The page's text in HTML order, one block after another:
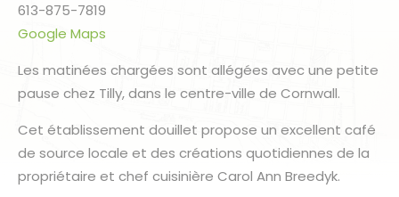
613-875-7819
Google Maps
Les matinées chargées sont allégées avec une petite
pause chez Tilly, dans le centre-ville de Cornwall.
Cet établissement douillet propose un excellent café
de source locale et des créations quotidiennes de la
propriétaire et chef cuisinière Carol Ann Breedyk.